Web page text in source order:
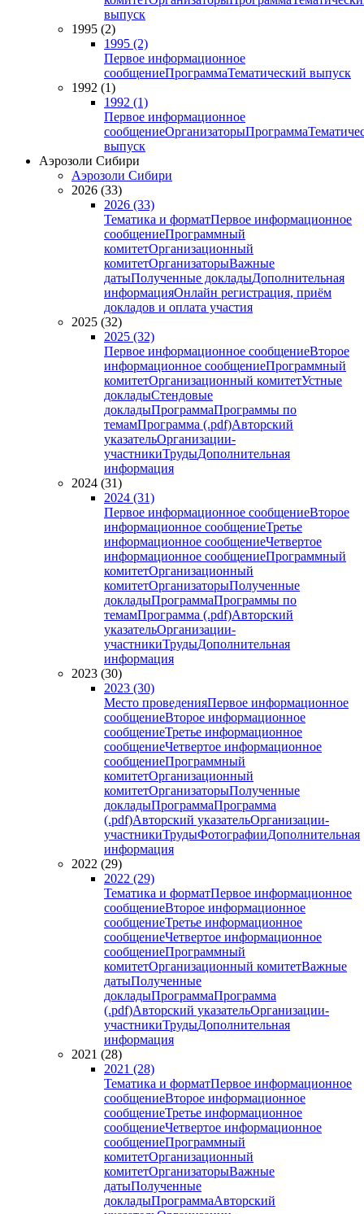
выпуск
1995 (2)
1995 (2)
Первое информационное
сообщениеПрограммаТематический выпуск
1992 (1)
1992 (1)
Первое информационное
сообщениеОрганизаторыПрограмма
выпуск
Аэрозоли Сибири
Аэрозоли Сибири
2026 (33)
2026 (33)
Тематика и форматПервое информационное
сообщениеПрограммный
комитетОрганизационный
комитетОрганизаторыВажные
датыПолученные докладыДополнительная
информацияОнлайн регистрация, приём
докладов и оплата участия
2025 (32)
2025 (32)
Первое информационное сообщениеВторое
информационное сообщениеПрограммный
комитетОрганизационный комитетУстные
докладыСтендовые
докладыПрограммаПрограммы по
темамПрограмма (.pdf)Авторский
указательОрганизации-
участникиТрудыДополнительная
информация
2024 (31)
2024 (31)
Первое информационное сообщениеВторое
информационное сообщениеТретье
информационное сообщениеЧетвертое
информационное сообщениеПрограммный
комитетОрганизационный
комитетОрганизаторыПолученные
докладыПрограммаПрограммы по
темамПрограмма (.pdf)Авторский
указательОрганизации-
участникиТрудыДополнительная
информация
2023 (30)
2023 (30)
Место проведенияПервое информационное
сообщениеВторое информационное
сообщениеТретье информационное
сообщениеЧетвертое информационное
сообщениеПрограммный
комитетОрганизационный
комитетОрганизаторыПолученные
докладыПрограммаПрограмма
(.pdf)Авторский указательОрганизации-
участникиТрудыФотографииДополнительная
информация
2022 (29)
2022 (29)
Тематика и форматПервое информационное
сообщениеВторое информационное
сообщениеТретье информационное
сообщениеЧетвертое информационное
сообщениеПрограммный
комитетОрганизационный комитетВажные
датыПолученные
докладыПрограммаПрограмма
(.pdf)Авторский указательОрганизации-
участникиТрудыДополнительная
информация
2021 (28)
2021 (28)
Тематика и форматПервое информационное
сообщениеВторое информационное
сообщениеТретье информационное
сообщениеЧетвертое информационное
сообщениеПрограммный
комитетОрганизационный
комитетОрганизаторыВажные
датыПолученные
докладыПрограммаАвторский